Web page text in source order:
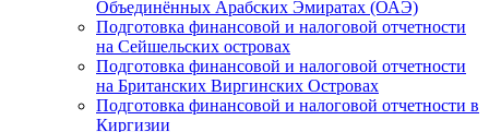
Объединённых Арабских Эмиратах (ОАЭ)
Подготовка финансовой и налоговой отчетности
на Сейшельских островах
Подготовка финансовой и налоговой отчетности
на Британских Виргинских Островах
Подготовка финансовой и налоговой отчетности в
Киргизии